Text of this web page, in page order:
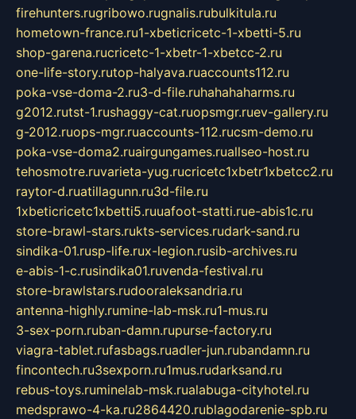
firehunters.rugribowo.rugnalis.rubulkitula.ru
hometown-france.ru1-xbeticricetc-1-xbetti-5.ru
shop-garena.rucricetc-1-xbetr-1-xbetcc-2.ru
one-life-story.rutop-halyava.ruaccounts112.ru
poka-vse-doma-2.ru3-d-file.ruhahahaharms.ru
g2012.rutst-1.rushaggy-cat.ruopsmgr.ruev-gallery.ru
g-2012.ruops-mgr.ruaccounts-112.rucsm-demo.ru
poka-vse-doma2.ruairgungames.ruallseo-host.ru
tehosmotre.ruvarieta-yug.rucricetc1xbetr1xbetcc2.ru
raytor-d.ruatillagunn.ru3d-file.ru
1xbeticricetc1xbetti5.ruuafoot-statti.rue-abis1c.ru
store-brawl-stars.rukts-services.rudark-sand.ru
sindika-01.rusp-life.rux-legion.rusib-archives.ru
e-abis-1-c.rusindika01.ruvenda-festival.ru
store-brawlstars.rudooraleksandria.ru
antenna-highly.rumine-lab-msk.ru1-mus.ru
3-sex-porn.ruban-damn.rupurse-factory.ru
viagra-tablet.rufasbags.ruadler-jun.rubandamn.ru
fincontech.ru3sexporn.ru1mus.rudarksand.ru
rebus-toys.ruminelab-msk.rualabuga-cityhotel.ru
medsprawo-4-ka.ru2864420.rublagodarenie-spb.ru